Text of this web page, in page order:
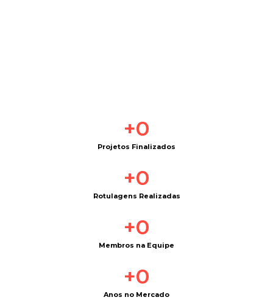
Projetos Finalizados
+0
Rotulagens Realizadas
+0
Membros na Equipe
+0
Anos no Mercado
+0